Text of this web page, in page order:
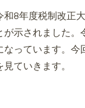
和8年度税制改正
が示されました。
なっています。今
見ていきます。